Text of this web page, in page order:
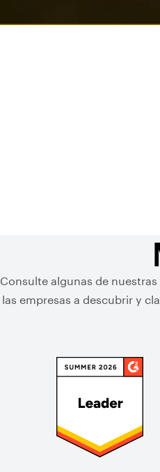
Consulte algunas de
las empresas a descubrir y